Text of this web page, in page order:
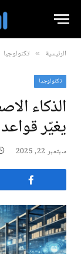
الرئيسية » تكنولوجيا
تكنولوجيا
الذكاء
يغيّر قواعد
سبتمبر 22, 2025